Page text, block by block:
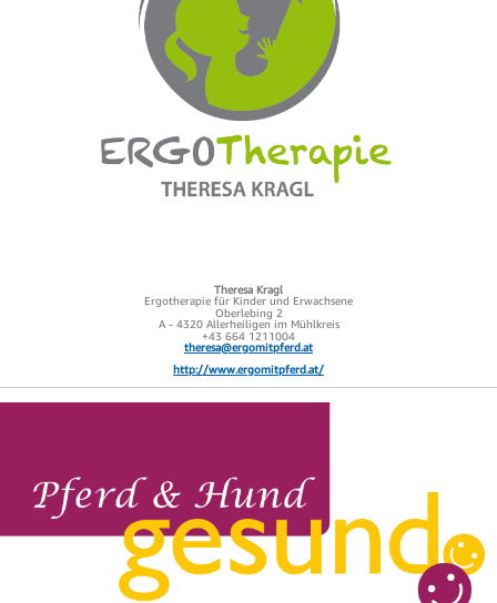
Theresa Kragl
Ergotherapie für Kinder und Erwachsene
Oberlebing 2
A - 4320 Allerheiligen im Mühlkreis
+43 664 1211004
theresa@ergomitpferd.at
http://www.ergomitpferd.at/